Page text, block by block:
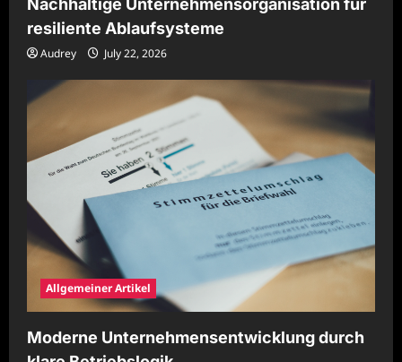
Nachhaltige Unternehmensorganisation für
resiliente Ablaufsysteme
Audrey July 22, 2026
Allgemeiner Artikel
Moderne Unternehmensentwicklung durch